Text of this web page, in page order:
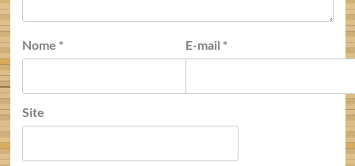
Nome * E-mail *
Site